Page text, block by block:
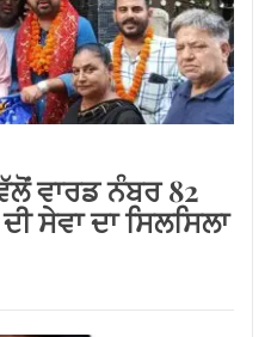
ਵਾਰਡ ਨੰਬਰ 82
ਸੇਵਾ ਦਾ ਸਿਲਸਿਲਾ